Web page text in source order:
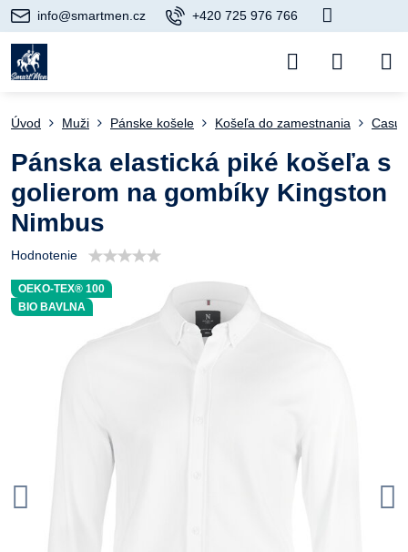
info@smartmen.cz +420 725 976 766
OEKO-TEX® 100
BIO BAVLNA
Úvod Muži Pánske košele Košeľa do zamestnania
Pánska elastická piké košeľa s
golierom na gombíky Kingston
Nimbus
Hodnotenie